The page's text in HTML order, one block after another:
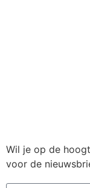
Wil je op de
voor de